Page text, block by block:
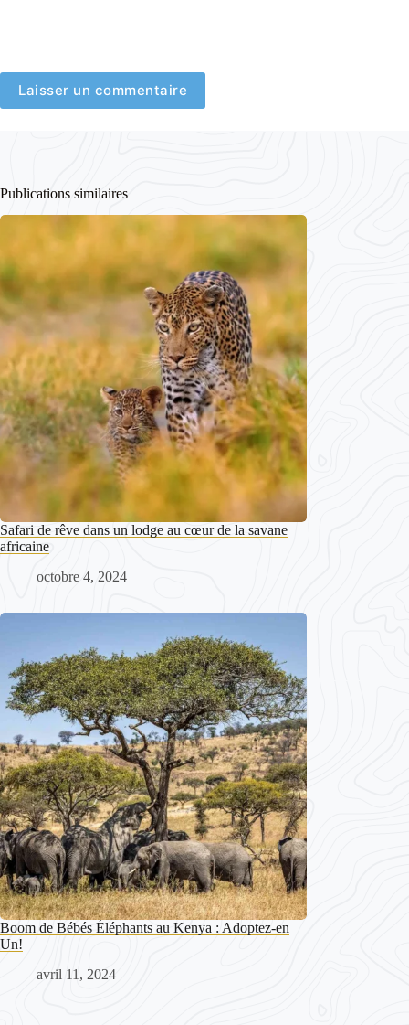
Laisser un commentaire
Publications similaires
Safari de rêve dans un lodge au cœur de la savane
africaine
octobre 4, 2024
Boom de Bébés Éléphants au Kenya : Adoptez-en
Un!
avril 11, 2024